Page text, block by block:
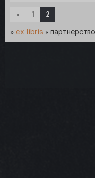
« 1 2
» ex libris » партнерство